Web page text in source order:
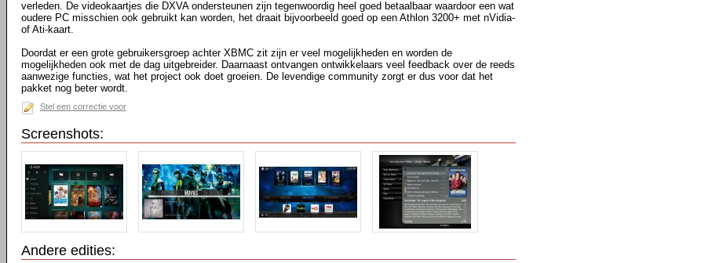
verleden. De videokaartjes die DXVA ondersteunen zijn tegenwoordig heel goed betaalbaar waardoor een wat
oudere PC misschien ook gebruikt kan worden, het draait bijvoorbeeld goed op een Athlon 3200+ met nVidia-
of Ati-kaart.
Doordat er een grote gebruikersgroep achter XBMC zit zijn er veel mogelijkheden en worden de
mogelijkheden ook met de dag uitgebreider. Daarnaast ontvangen ontwikkelaars veel feedback over de reeds
aanwezige functies, wat het project ook doet groeien. De levendige community zorgt er dus voor dat het
pakket nog beter wordt.
Stel een correctie voor
Screenshots:
Andere edities: